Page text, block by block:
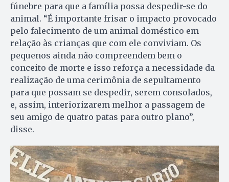
fúnebre para que a família possa despedir-se do
animal. “É importante frisar o impacto provocado
pelo falecimento de um animal doméstico em
relação às crianças que com ele conviviam. Os
pequenos ainda não compreendem bem o
conceito de morte e isso reforça a necessidade da
realização de uma cerimônia de sepultamento
para que possam se despedir, serem consolados,
e, assim, interiorizarem melhor a passagem de
seu amigo de quatro patas para outro plano”,
disse.